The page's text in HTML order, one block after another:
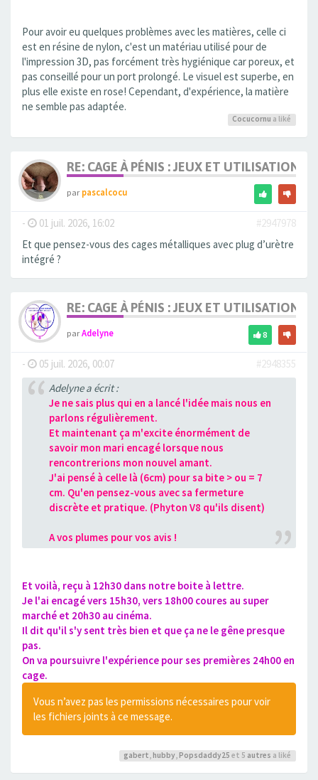
Pour avoir eu quelques problèmes avec les matières, celle ci
est en résine de nylon, c'est un matériau utilisé pour de
l'impression 3D, pas forcément très hygiénique car poreux, et
pas conseillé pour un port prolongé. Le visuel est superbe, en
plus elle existe en rose! Cependant, d'expérience, la matière
ne semble pas adaptée.
Cocucornu a liké
RE: CAGE À PÉNIS : JEUX ET UTILISATION,
parpascalcocu
- 01 juil. 2026, 16:02
#2947978
Et que pensez-vous des cages métalliques avec plug d’urètre
intégré ?
RE: CAGE À PÉNIS : JEUX ET UTILISATION,
parAdelyne 8
- 05 juil. 2026, 00:07
#2948355
Adelyne a écrit :
Je ne sais plus qui en a lancé l'idée mais nous en
parlons régulièrement.
Et maintenant ça m'excite énormément de
savoir mon mari encagé lorsque nous
rencontrerions mon nouvel amant.
J'ai pensé à celle là (6cm) pour sa bite > ou = 7
cm. Qu'en pensez-vous avec sa fermeture
discrète et pratique. (Phyton V8 qu'ils disent)
A vos plumes pour vos avis !
Et voilà, reçu à 12h30 dans notre boite à lettre.
Je l'ai encagé vers 15h30, vers 18h00 coures au super
marché et 20h30 au cinéma.
Il dit qu'il s'y sent très bien et que ça ne le gêne presque
pas.
On va poursuivre l'expérience pour ses premières 24h00 en
cage.
Vous n’avez pas les permissions nécessaires pour voir
les fichiers joints à ce message.
gabert hubby Popsdaddy25 et 5 autres a liké